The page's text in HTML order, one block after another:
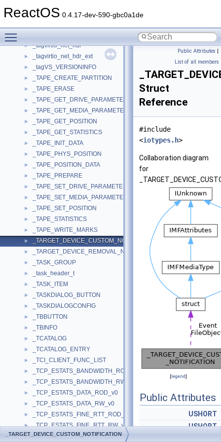
ReactOS 0.4.17-dev-590-gbc0a1de
► _tagTRANSMSGLIST
► _tagvirtio_net_hdr
► _tagvirtio_net_hdr_ext
► _tagVS_VERSIONINFO
► _TAPE_CREATE_PARTITION
► _TAPE_ERASE
► _TAPE_GET_DRIVE_PARAMETERS
► _TAPE_GET_MEDIA_PARAMETERS
► _TAPE_GET_POSITION
► _TAPE_GET_STATISTICS
► _TAPE_INIT_DATA
► _TAPE_PHYS_POSITION
► _TAPE_POSITION_DATA
► _TAPE_PREPARE
► _TAPE_SET_DRIVE_PARAMETERS
► _TAPE_SET_MEDIA_PARAMETERS
► _TAPE_SET_POSITION
► _TAPE_STATISTICS
► _TAPE_WRITE_MARKS
► _TARGET_DEVICE_CUSTOM_NOTIFICATION
► _TARGET_DEVICE_REMOVAL_NOTIFICATION
► _TASK_GROUP
► _task_header_t
► _TASK_ITEM
► _TASKDIALOG_BUTTON
► _TASKDIALOGCONFIG
► _TBBUTTON
► _TBINFO
► _TCATALOG
► _TCATALOG_ENTRY
► _TCI_CLIENT_FUNC_LIST
► _TCP_ESTATS_BANDWIDTH_ROD_v0
► _TCP_ESTATS_BANDWIDTH_RW_v0
► _TCP_ESTATS_DATA_ROD_v0
► _TCP_ESTATS_DATA_RW_v0
► _TCP_ESTATS_FINE_RTT_ROD_v0
► _TCP_ESTATS_FINE_RTT_RW_v0
► _TCP_ESTATS_OBS_REC_ROD_v0
Public Attributes |
List of all members
Struct
Reference
#include
<iotypes.h>
Collaboration diagram
for
[legend]
Public Attributes
USHORT
USHORT
_TARGET_DEVICE_CUSTOM_NOTIFICATION